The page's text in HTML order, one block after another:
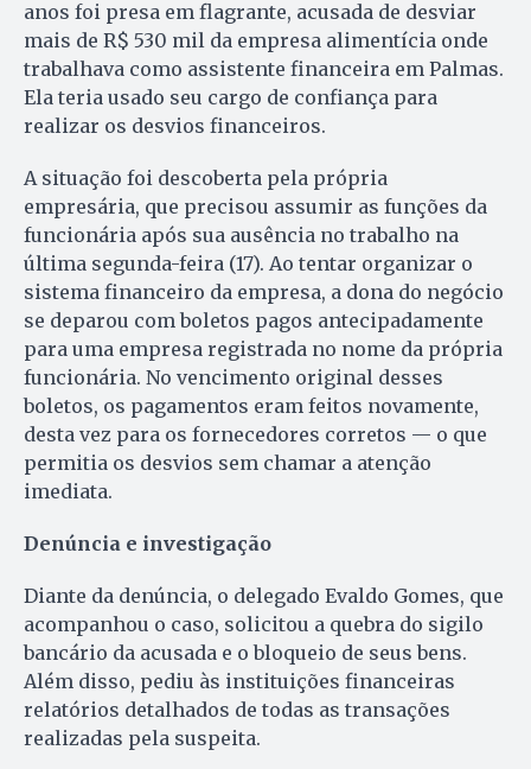
anos foi presa em flagrante, acusada de desviar
mais de R$ 530 mil da empresa alimentícia onde
trabalhava como assistente financeira em Palmas.
Ela teria usado seu cargo de confiança para
realizar os desvios financeiros.
A situação foi descoberta pela própria
empresária, que precisou assumir as funções da
funcionária após sua ausência no trabalho na
última segunda-feira (17). Ao tentar organizar o
sistema financeiro da empresa, a dona do negócio
se deparou com boletos pagos antecipadamente
para uma empresa registrada no nome da própria
funcionária. No vencimento original desses
boletos, os pagamentos eram feitos novamente,
desta vez para os fornecedores corretos — o que
permitia os desvios sem chamar a atenção
imediata.
Denúncia e investigação
Diante da denúncia, o delegado Evaldo Gomes, que
acompanhou o caso, solicitou a quebra do sigilo
bancário da acusada e o bloqueio de seus bens.
Além disso, pediu às instituições financeiras
relatórios detalhados de todas as transações
realizadas pela suspeita.